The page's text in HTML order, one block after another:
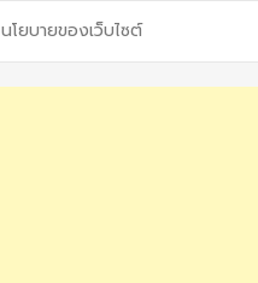
นโยบายของเว็บไซต์